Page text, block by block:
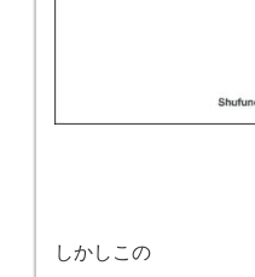
しかしこの